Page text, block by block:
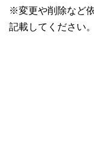
※変更や削除など
記載してください。